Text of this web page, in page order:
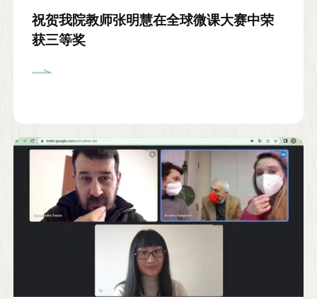
祝贺我院教师张明慧在全球微课大赛中荣
获三等奖